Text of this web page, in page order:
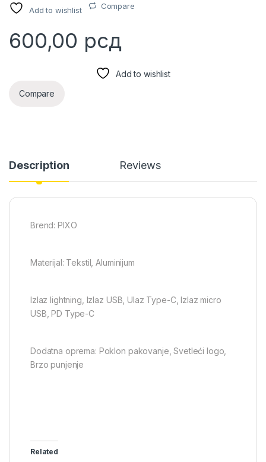
Add to wishlist Compare
600,00 рсд
Add to wishlist
Compare
Description Reviews
Brend: PIXO
Materijal: Tekstil, Aluminijum
Izlaz lightning, Izlaz USB, Ulaz Type-C, Izlaz micro
USB, PD Type-C
Dodatna oprema: Poklon pakovanje, Svetleći logo,
Brzo punjenje
Related